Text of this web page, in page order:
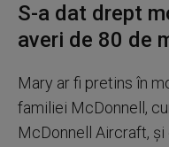
S-a dat drept
averi de 80 de
Mary ar fi pretins în
familiei McDonnell,
McDonnell Aircraft,